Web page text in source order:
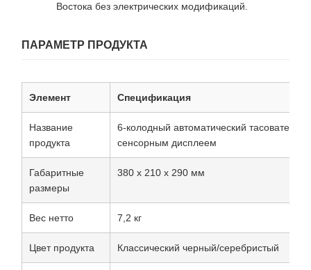
Востока без электрических модификаций.
ПАРАМЕТР ПРОДУКТА
Элемент Спецификация
Название
продукта
6-колодный автоматический тасователь
сенсорным дисплеем
Габаритные
размеры
380 х 210 х 290 мм
Вес нетто 7,2 кг
Цвет продукта Классический черный/серебристый